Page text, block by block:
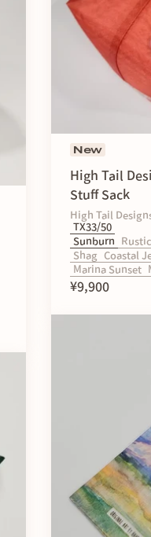
New
High Tail
Stuff Sack
High Tail
TX33/50
Sunburn
Shag
Coastal
Marina Sunset
¥9,900